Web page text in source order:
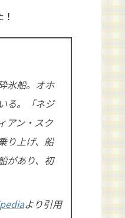
氷船。オホ
る。「ネジ
アン・スク
り上げ、船
があり、初
より引用